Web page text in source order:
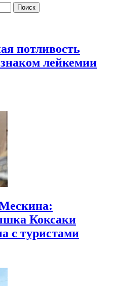
потливость
лейкемии
Коксаки
с туристами